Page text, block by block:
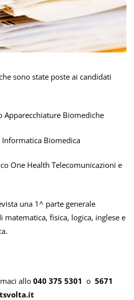
sono state poste ai candidati
Apparecchiature Biomediche
Informatica Biomedica
One Health Telecomunicazioni e
una 1^ parte generale
matematica, fisica, logica, inglese e
allo 040 375 5301 o 5671